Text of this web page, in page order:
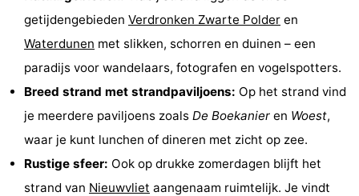
Rondvaarten
Speeltuinen
Binnenspeeltuinen
Bowlen
getijdengebieden Verdronken Zwarte Polder en
Waterdunen met slikken, schorren en duinen – een
paradijs voor wandelaars, fotografen en vogelspotters.
Breed strand met strandpaviljoens: Op het strand vind
je meerdere paviljoens zoals De Boekanier en Woest,
waar je kunt lunchen of dineren met zicht op zee.
Rustige sfeer: Ook op drukke zomerdagen blijft het
strand van Nieuwvliet aangenaam ruimtelijk. Je vindt